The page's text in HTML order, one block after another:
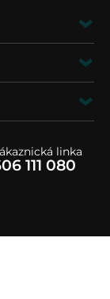
linka
111 080